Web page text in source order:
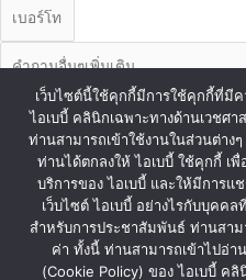
ส่งข้อมูล
© Copyright iBaby 2020. All Right
เว็บไซต์นี้ใช้คุกกี้มีการใช้คุกกี้ที่มีค
ไอเบบี้ คลินิกเฉพาะทางด้านเวชศ
ท่านสามารถเข้าใช้งานในส่วนต่าง
ท่านได้ตกลงให้ ไอเบบี้ ใช้คุกกี้ เ
บริการของ ไอเบบี้ และให้มีการแ
เว็บไซต์ ไอเบบี้ อย่างไรกับบุคค
สำหรับการประชาสัมพันธ์ ท่านสา
ค่า ทั้งนี้ ท่านสามารถเข้าไปอ่า
(Cookie Policy) ของ ไอเบบี้ คลิ